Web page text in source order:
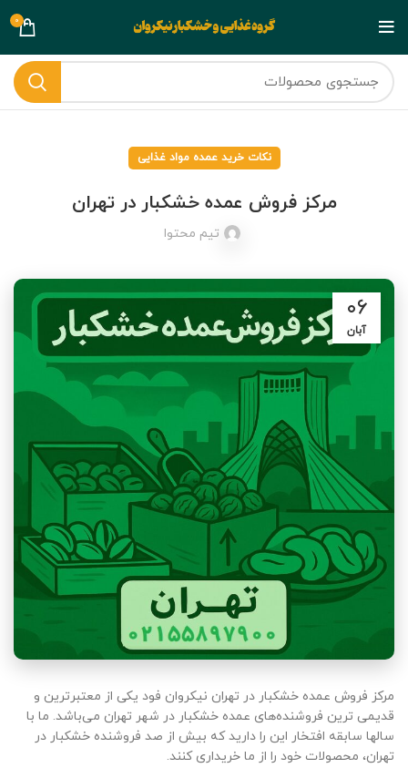
0
نکات خرید عمده مواد غذایی
مرکز فروش عمده خشکبار در تهران
تیم محتوا
۰۶
آبان
مرکز فروش عمده خشکبار در تهران نیکروان فود یکی از معتبرترین و
قدیمی ترین فروشنده‌های عمده خشکبار در شهر تهران می‌باشد. ما با
سالها سابقه افتخار این را دارید که بیش از صد فروشنده خشکبار در
تهران، محصولات خود را از ما خریداری کنند.